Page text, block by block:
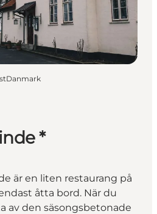
*
är en liten restaurang på
åtta bord. När du
av den säsongsbetonade